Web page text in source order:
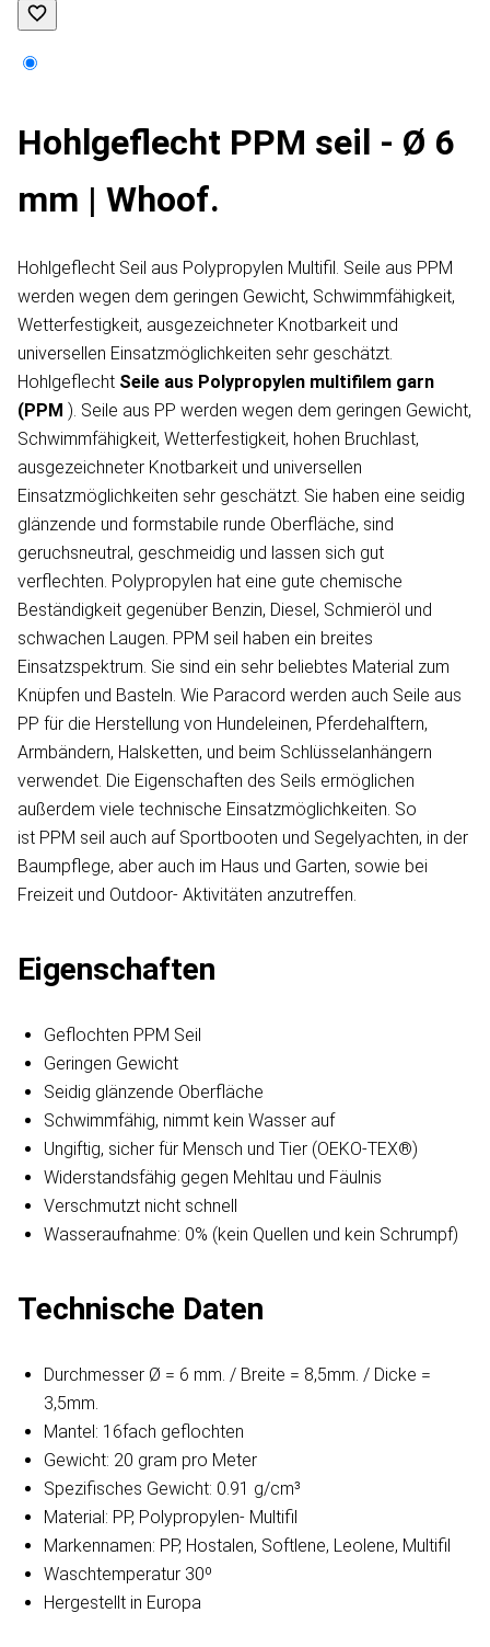
Hohlgeflecht PPM seil - Ø 6
mm | Whoof.
Hohlgeflecht Seil aus Polypropylen Multifil. Seile aus PPM
werden wegen dem geringen Gewicht, Schwimmfähigkeit,
Wetterfestigkeit, ausgezeichneter Knotbarkeit und
universellen Einsatzmöglichkeiten sehr geschätzt.
Hohlgeflecht Seile aus Polypropylen multifilem garn
(PPM ). Seile aus PP werden wegen dem geringen Gewicht,
Schwimmfähigkeit, Wetterfestigkeit, hohen Bruchlast,
ausgezeichneter Knotbarkeit und universellen
Einsatzmöglichkeiten sehr geschätzt. Sie haben eine seidig
glänzende und formstabile runde Oberfläche, sind
geruchsneutral, geschmeidig und lassen sich gut
verflechten. Polypropylen hat eine gute chemische
Beständigkeit gegenüber Benzin, Diesel, Schmieröl und
schwachen Laugen. PPM seil haben ein breites
Einsatzspektrum. Sie sind ein sehr beliebtes Material zum
Knüpfen und Basteln. Wie Paracord werden auch Seile aus
PP für die Herstellung von Hundeleinen, Pferdehalftern,
Armbändern, Halsketten, und beim Schlüsselanhängern
verwendet. Die Eigenschaften des Seils ermöglichen
außerdem viele technische Einsatzmöglichkeiten. So
ist PPM seil auch auf Sportbooten und Segelyachten, in der
Baumpflege, aber auch im Haus und Garten, sowie bei
Freizeit und Outdoor- Aktivitäten anzutreffen.
Eigenschaften
Geflochten PPM Seil
Geringen Gewicht
Seidig glänzende Oberfläche
Schwimmfähig, nimmt kein Wasser auf
Ungiftig, sicher für Mensch und Tier (OEKO-TEX®)
Widerstandsfähig gegen Mehltau und Fäulnis
Verschmutzt nicht schnell
Wasseraufnahme: 0% (kein Quellen und kein Schrumpf)
Technische Daten
Durchmesser Ø = 6 mm. / Breite = 8,5mm. / Dicke =
3,5mm.
Mantel: 16fach geflochten
Gewicht: 20 gram pro Meter
Spezifisches Gewicht: 0.91 g/cm³
Material: PP, Polypropylen- Multifil
Markennamen: PP, Hostalen, Softlene, Leolene, Multifil
Waschtemperatur 30º
Hergestellt in Europa